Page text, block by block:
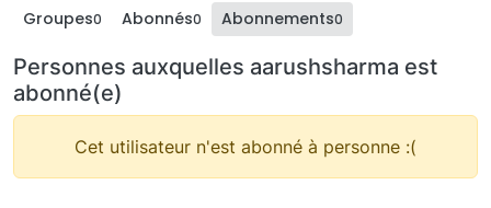
Groupes0 Abonnés0 Abonnements0
Personnes auxquelles aarushsharma est
abonné(e)
Cet utilisateur n'est abonné à personne :(